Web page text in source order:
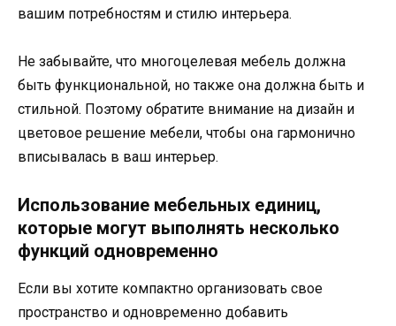
вашим потребностям и стилю интерьера.
Не забывайте, что многоцелевая мебель должна
быть функциональной, но также она должна быть и
стильной. Поэтому обратите внимание на дизайн и
цветовое решение мебели, чтобы она гармонично
вписывалась в ваш интерьер.
Использование мебельных единиц,
которые могут выполнять несколько
функций одновременно
Если вы хотите компактно организовать свое
пространство и одновременно добавить